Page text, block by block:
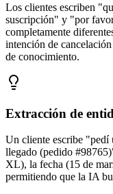
Los clientes escriben
suscripción" y "por
completamente
intención de
de conocimiento.
Extracción de
Un cliente escribe "pedí
llegado (pedido
XL), la fecha (15 de
permitiendo que la IA